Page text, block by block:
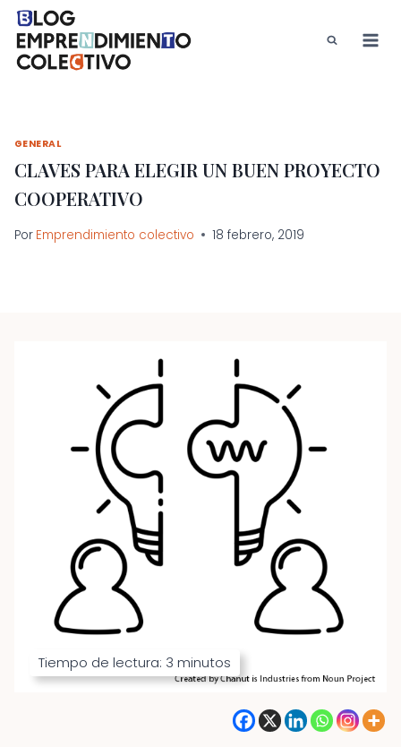
Saltar
contenido
GENERAL
CLAVES PARA ELEGIR UN BUEN PROYECTO
COOPERATIVO
Por Emprendimiento colectivo 18 febrero, 2019
Tiempo de lectura: 3 minutos